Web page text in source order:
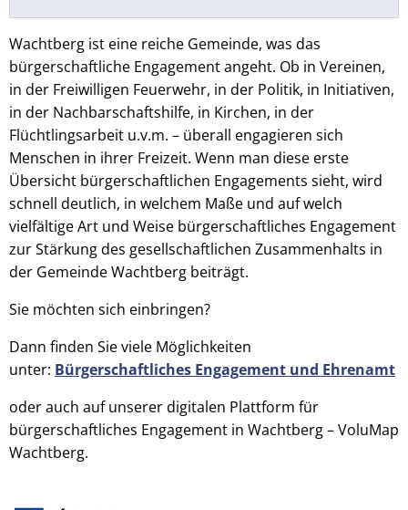
Wachtberg ist eine reiche Gemeinde, was das
bürgerschaftliche Engagement angeht. Ob in Vereinen,
in der Freiwilligen Feuerwehr, in der Politik, in Initiativen,
in der Nachbarschaftshilfe, in Kirchen, in der
Flüchtlingsarbeit u.v.m. – überall engagieren sich
Menschen in ihrer Freizeit. Wenn man diese erste
Übersicht bürgerschaftlichen Engagements sieht, wird
schnell deutlich, in welchem Maße und auf welch
vielfältige Art und Weise bürgerschaftliches Engagement
zur Stärkung des gesellschaftlichen Zusammenhalts in
der Gemeinde Wachtberg beiträgt.
Sie möchten sich einbringen?
Dann finden Sie viele Möglichkeiten
unter: Bürgerschaftliches Engagement und Ehrenamt
oder auch auf unserer digitalen Plattform für
bürgerschaftliches Engagement in Wachtberg – VoluMap
Wachtberg.